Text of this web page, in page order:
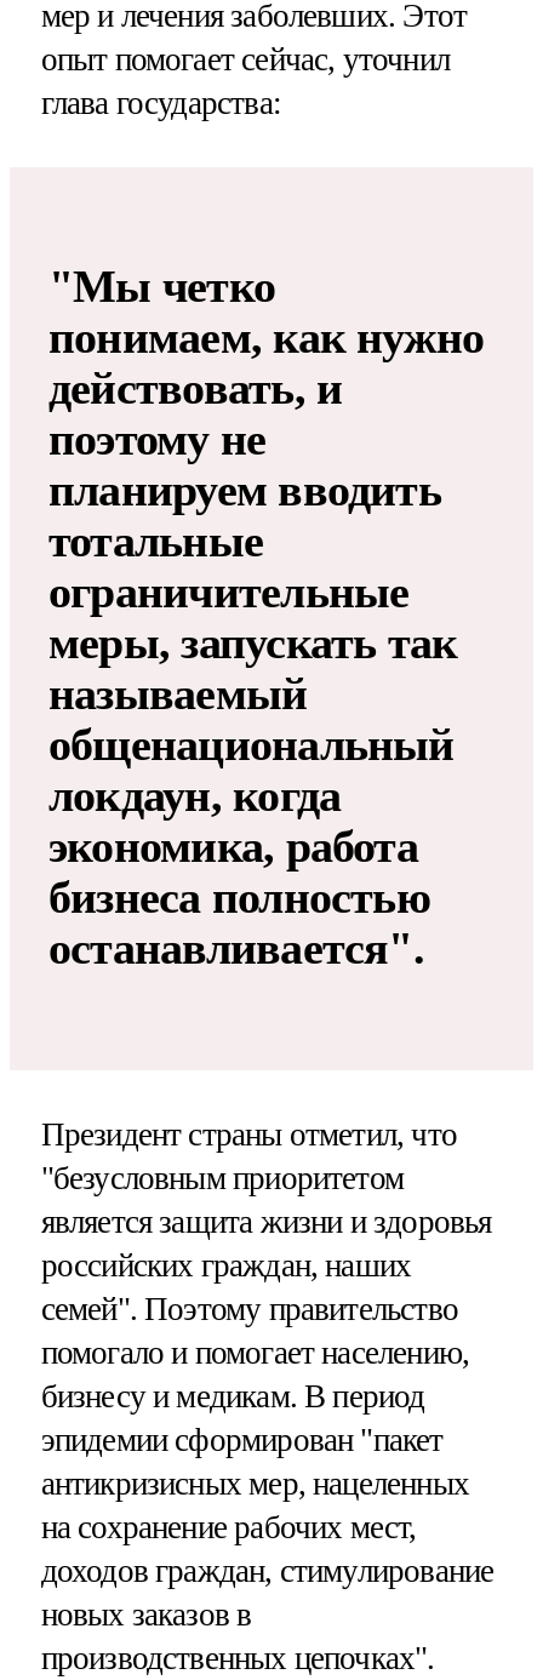
мер и лечения заболевших. Этот
опыт помогает сейчас, уточнил
глава государства:
"Мы четко
понимаем, как нужно
действовать, и
поэтому не
планируем вводить
тотальные
ограничительные
меры, запускать так
называемый
общенациональный
локдаун, когда
экономика, работа
бизнеса полностью
останавливается".
Президент страны отметил, что
"безусловным приоритетом
является защита жизни и здоровья
российских граждан, наших
семей". Поэтому правительство
помогало и помогает населению,
бизнесу и медикам. В период
эпидемии сформирован "пакет
антикризисных мер, нацеленных
на сохранение рабочих мест,
доходов граждан, стимулирование
новых заказов в
производственных цепочках".